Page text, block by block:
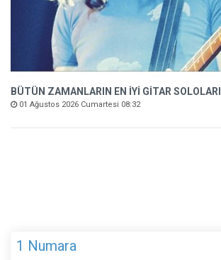
BÜTÜN ZAMANLARIN EN İYİ GİTAR SOLOLARI
01 Ağustos 2026 Cumartesi 08:32
1 Numara